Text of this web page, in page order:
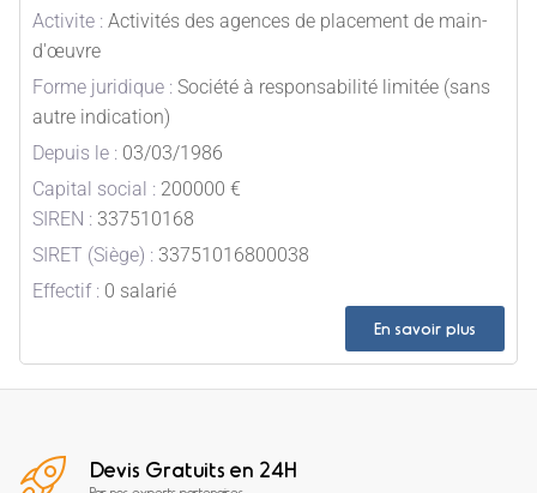
Activite : Activités des agences de placement de main-
d'œuvre
Forme juridique : Société à responsabilité limitée (sans
autre indication)
Depuis le : 03/03/1986
Capital social : 200000 €
SIREN : 337510168
SIRET (Siège) : 33751016800038
Effectif : 0 salarié
En savoir plus
Devis Gratuits en 24H